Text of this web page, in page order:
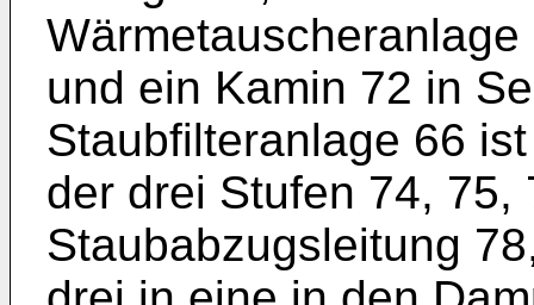
und ein Kamin 72 in
Staubfilteranlage 66
der drei Stufen 74, 75,
Staubabzugsleitung